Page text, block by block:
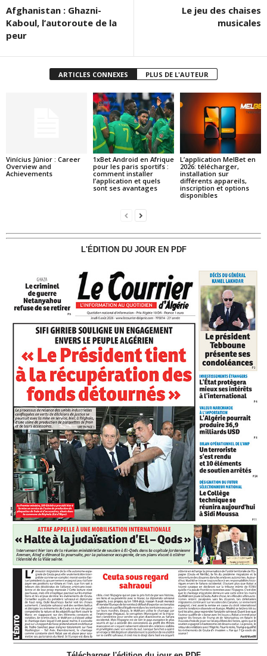
Afghanistan : Ghazni-
Kaboul, l’autoroute de la
peur
Le jeu des chaises
musicales
ARTICLES CONNEXES PLUS DE L'AUTEUR
Vinícius Júnior : Career
Overview and
Achievements
1xBet Android en Afrique
pour les paris sportifs :
comment installer
l’application et quels
sont ses avantages
L’application MelBet en
2026: télécharger,
installation sur
différents appareils,
inscription et options
disponibles
L'ÉDITION DU JOUR EN PDF